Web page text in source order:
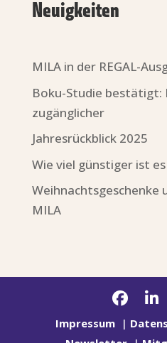
Neuigkeiten
MILA in der REGAL-
Boku-Studie bestätigt:
zugänglicher
Jahresrückblick 2025
Wie viel günstiger ist
Weihnachtsgeschenke
MILA
Impressum |